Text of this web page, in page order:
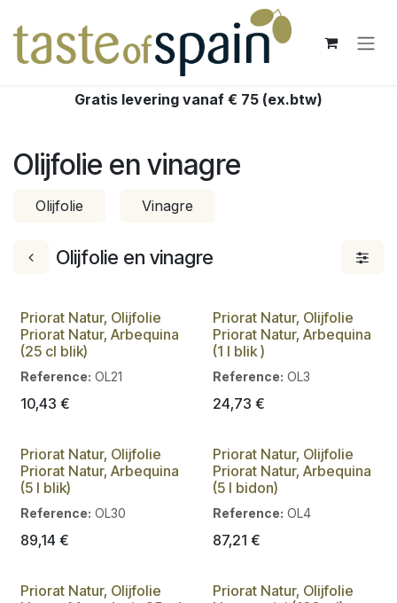
Gratis levering vanaf € 75 (ex.btw)
Olijfolie en vinagre
Olijfolie Vinagre
Olijfolie en vinagre
Priorat Natur, Olijfolie
Priorat Natur, Arbequina
(25 cl blik)
Reference: OL21
10,43 €
Priorat Natur, Olijfolie
Priorat Natur, Arbequina
(1 l blik )
Reference: OL3
24,73 €
Priorat Natur, Olijfolie
Priorat Natur, Arbequina
(5 l blik)
Reference: OL30
89,14 €
Priorat Natur, Olijfolie
Priorat Natur, Arbequina
(5 l bidon)
Reference: OL4
87,21 €
Priorat Natur, Olijfolie
Priorat Natur, Olijfolie